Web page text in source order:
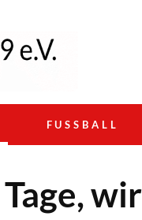
FUSSBALL